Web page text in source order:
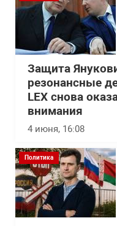
Защита
резонансные
LEX снова
внимания
4 июня, 16:08
Политика